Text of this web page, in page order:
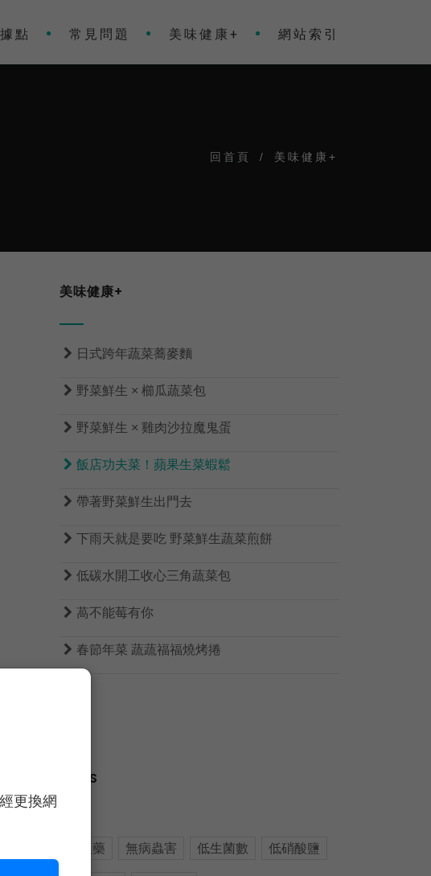
更換網
點 常見問題 美味健康+ 網站索引
回首頁 / 美味健康+
美味健康+
 日式跨年蔬菜蕎麥麵
 野菜鮮生 × 櫛瓜蔬菜包
 野菜鮮生 × 雞肉沙拉魔鬼蛋
 飯店功夫菜！蘋果生菜蝦鬆
 帶著野菜鮮生出門去
 下雨天就是要吃 野菜鮮生蔬菜煎餅
 低碳水開工收心三角蔬菜包
 萵不能莓有你
 春節年菜 蔬蔬福福燒烤捲
TAGS
無農藥 無病蟲害 低生菌數 低硝酸鹽